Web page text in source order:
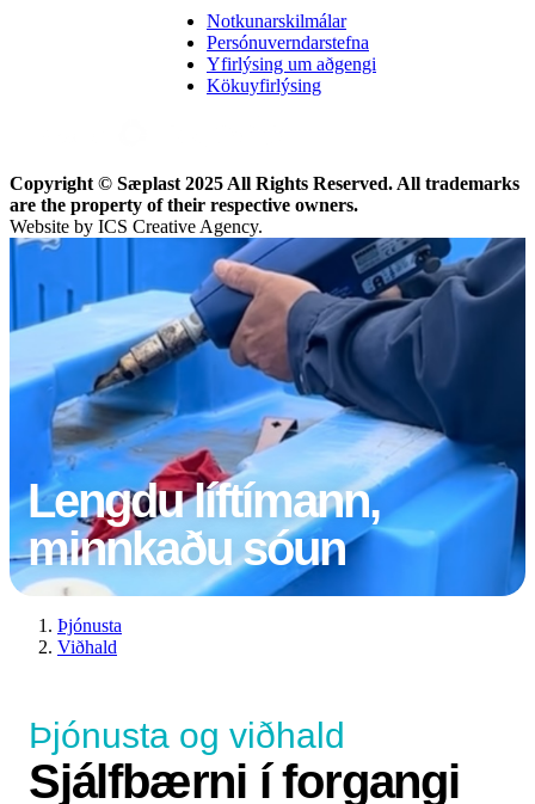
Notkunarskilmálar
Persónuverndarstefna
Yfirlýsing um aðgengi
Kökuyfirlýsing
Copyright © Sæplast 2025 All Rights Reserved. All trademarks
are the property of their respective owners.
Website by ICS Creative Agency.
Lengdu líftímann,
minnkaðu sóun
Þjónusta
Viðhald
Þjónusta og viðhald
Sjálfbærni í forgangi